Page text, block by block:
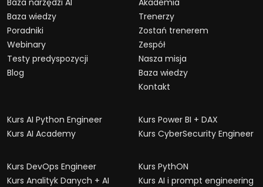
Baza wiedzy
Poradniki
Webinary
Testy predyspozycji
Blog
Trenerzy
Zostań trenerem
Zespół
Nasza misja
Baza wiedzy
Kontakt
Kurs AI Python Engineer
Kurs AI Academy
Kurs Power BI + DAX
Kurs CyberSecurity Engineer
Kurs DevOps Engineer
Kurs Analityk Danych + AI
Kurs PythON
Kurs AI i prompt engineering